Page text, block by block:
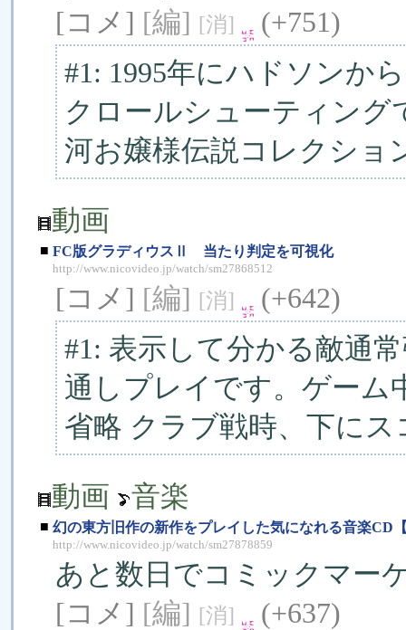
[コメ] [編] [消]
(+751)
#1: 1995年にハドソンか
クロールシューティング
河お嬢様伝説コレクショ
動画
■ FC版グラディウスⅡ 当たり判定を可視化
http://www.nicovideo.jp/watch/sm27868512
[コメ] [編] [消]
(+642)
#1: 表示して分かる敵通
通しプレイです。ゲーム
省略 クラブ戦時、下にス
動画 音楽
■ 幻の東方旧作の新作をプレイした気になれる音楽CD
http://www.nicovideo.jp/watch/sm27878859
あと数日でコミックマー
[コメ] [編] [消]
(+637)